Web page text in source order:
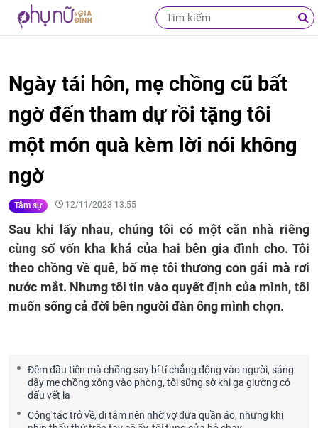
Ngày tái hôn, mẹ chồng cũ bất
ngờ đến tham dự rồi tặng tôi
một món quà kèm lời nói không
ngờ
Tâm sự 12/11/2023 13:55
Sau khi lấy nhau, chúng tôi có một căn nhà riêng
cùng số vốn kha khá của hai bên gia đình cho. Tôi
theo chồng về quê, bố mẹ tôi thương con gái mà rơi
nước mắt. Nhưng tôi tin vào quyết định của mình, tôi
muốn sống cả đời bên người đàn ông mình chọn.
Đêm đầu tiên mà chồng say bí tỉ chẳng động vào người, sáng
dậy mẹ chồng xông vào phòng, tôi sững sờ khi ga giường có
dấu vết lạ
Công tác trở về, đi tắm nên nhờ vợ đưa quần áo, nhưng khi